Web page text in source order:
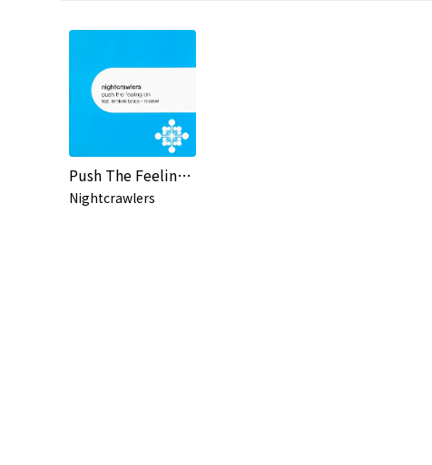
Push The Feeling On
Nightcrawlers